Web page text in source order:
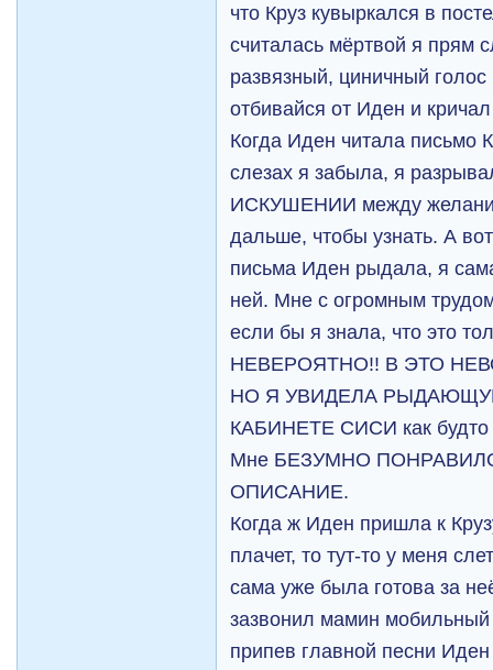
что Круз кувыркался в
считалась мёртвой я прям
развязный, циничный
отбивайся от Иден и
Когда Иден читала письмо
слезах я забыла, я
ИСКУШЕНИИ между
дальше, чтобы узнать. А
письма Иден рыдала, я
ней. Мне с огромным
если бы я знала, что это
НЕВЕРОЯТНО!! В ЭТО
НО Я УВИДЕЛА
КАБИНЕТЕ СИСИ как будто
Мне БЕЗУМНО
ОПИСАНИЕ.
Когда ж Иден пришла к
плачет, то тут-то у меня
сама уже была готова за
зазвонил мамин
припев главной песни